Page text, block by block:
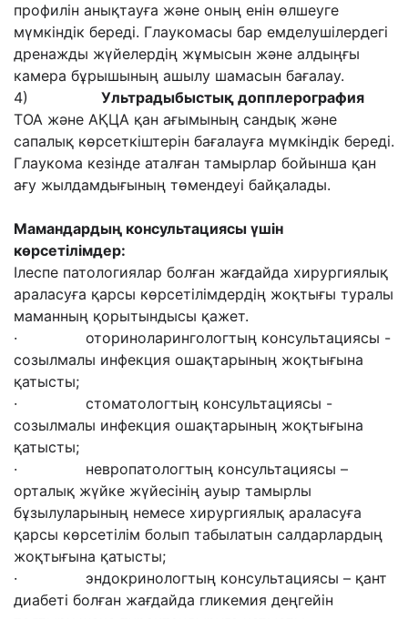
профилін анықтауға және оның енін өлшеуге
мүмкіндік береді. Глаукомасы бар емделушілердегі
дренажды жүйелердің жұмысын және алдыңғы
камера бұрышының ашылу шамасын бағалау.
4) Ультрадыбыстық допплерография
ТОА және АҚЦА қан ағымының сандық және
сапалық көрсеткіштерін бағалауға мүмкіндік береді.
Глаукома кезінде аталған тамырлар бойынша қан
ағу жылдамдығының төмендеуі байқалады.
Мамандардың консультациясы үшін
көрсетілімдер:
Ілеспе патологиялар болған жағдайда хирургиялық
араласуға қарсы көрсетілімдердің жоқтығы туралы
маманның қорытындысы қажет.
· оториноларингологтың консультациясы -
созылмалы инфекция ошақтарының жоқтығына
қатысты;
· стоматологтың консультациясы -
созылмалы инфекция ошақтарының жоқтығына
қатысты;
· невропатологтың консультациясы –
орталық жүйке жүйесінің ауыр тамырлы
бұзылуларының немесе хирургиялық араласуға
қарсы көрсетілім болып табылатын салдарлардың
жоқтығына қатысты;
· эндокринологтың консультациясы – қант
диабеті болған жағдайда гликемия деңгейін